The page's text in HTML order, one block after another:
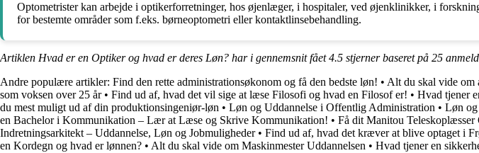
Optometrister kan arbejde i optikerforretninger, hos øjenlæger, i hospitaler, ved øjenklinikker, i
for bestemte områder som f.eks. børneoptometri eller kontaktlinsebehandling.
Artiklen Hvad er en Optiker og hvad er deres Løn? har i gennemsnit fået4.5 stjerner baseret på 25
Andre populære artikler: Find den rette administrationsøkonom og få den bedste løn! • Alt du skal vide om
som voksen over 25 år• Find ud af, hvad det vil sige at læse Filosofi og hvad en Filosof er! • Hvad tjener
du mest muligt ud af din produktionsingeniør-løn • Løn og Uddannelse i Offentlig Administration • Løn
en Bachelor i Kommunikation – Lær at Læse og Skrive Kommunikation! • Få dit Manitou
Indretningsarkitekt – Uddannelse, Løn og Jobmuligheder• Find ud af, hvad det kræver at blive optaget i
en Kordegn og hvad er lønnen? • Alt du skal vide om Maskinmester Uddannelsen • Hvad tjener en